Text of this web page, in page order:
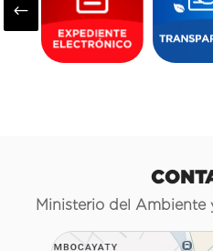
#
Ministerio del Ambiente